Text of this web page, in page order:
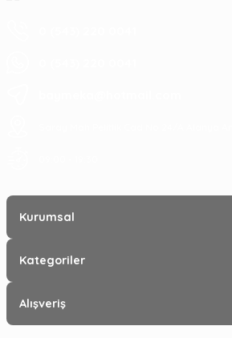
Kurumsal
Kategoriler
Alışveriş